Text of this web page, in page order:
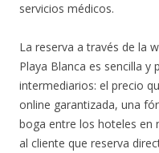
servicios médicos.
La reserva a través de la
Playa Blanca es sencilla
intermediarios: el precio
online garantizada, una
boga entre los hoteles en
al cliente que reserva